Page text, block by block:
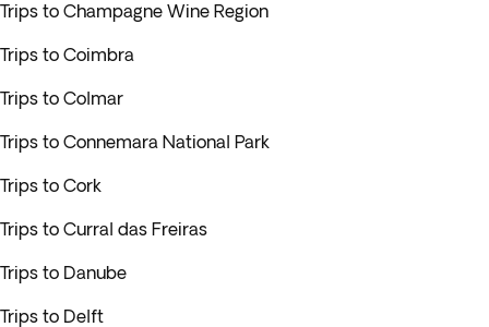
Trips to Champagne Wine Region
Trips to Coimbra
Trips to Colmar
Trips to Connemara National Park
Trips to Cork
Trips to Curral das Freiras
Trips to Danube
Trips to Delft